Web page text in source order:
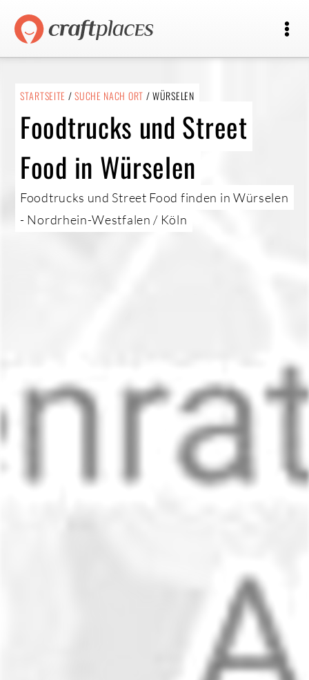
STARTSEITE /SUCHE NACH ORT / WÜRSELEN
Foodtrucks und Street
Food in Würselen
Foodtrucks und Street Food finden in Würselen
- Nordrhein-Westfalen / Köln